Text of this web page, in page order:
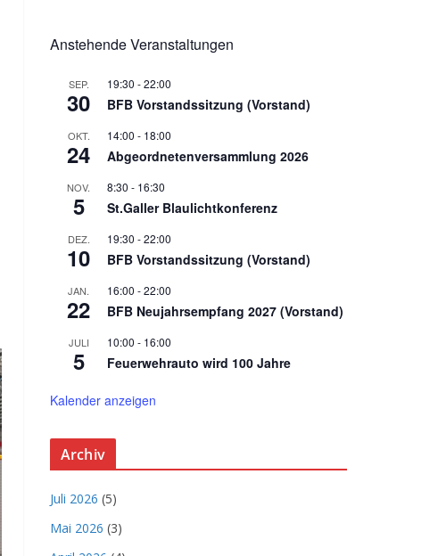
Anstehende Veranstaltungen
SEP.
30
19:30 -22:00
BFB Vorstandssitzung (Vorstand)
OKT.
24
14:00 - 18:00
Abgeordnetenversammlung 2026
NOV.
5
8:30 - 16:30
St.Galler Blaulichtkonferenz
DEZ.
10
19:30 -22:00
BFB Vorstandssitzung (Vorstand)
JAN.
22
16:00 -22:00
BFB Neujahrsempfang 2027 (Vorstand)
JULI
5
10:00 - 16:00
Feuerwehrauto wird 100 Jahre
Kalender anzeigen
Archiv
Juli 2026 (5)
Mai 2026 (3)